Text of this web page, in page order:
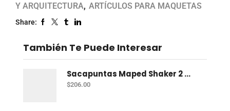
Y ARQUITECTURA, ARTÍCULOS PARA MAQUETAS
Share:
También Te Puede Interesar
Sacapuntas Maped Shaker 2 Orificios - Bote Con 12
$206.00